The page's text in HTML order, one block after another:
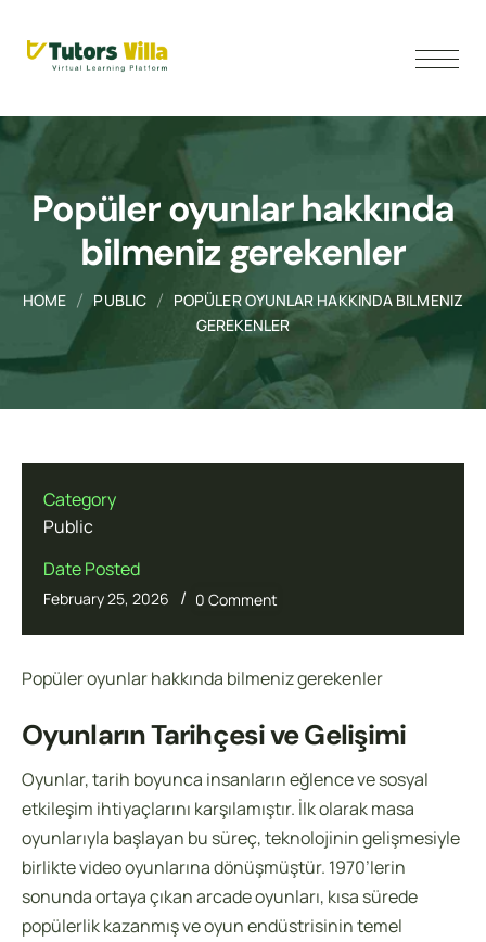
Popüler oyunlar hakkında
bilmeniz gerekenler
HOME PUBLIC
POPÜLER OYUNLAR HAKKINDA BILMENIZ
GEREKENLER
Category
Public
Date Posted
February 25, 2026 / 0 Comment
Popüler oyunlar hakkında bilmeniz gerekenler
Oyunların Tarihçesi ve Gelişimi
Oyunlar, tarih boyunca insanların eğlence ve sosyal
etkileşim ihtiyaçlarını karşılamıştır. İlk olarak masa
oyunlarıyla başlayan bu süreç, teknolojinin gelişmesiyle
birlikte video oyunlarına dönüşmüştür. 1970’lerin
sonunda ortaya çıkan arcade oyunları, kısa sürede
popülerlik kazanmış ve oyun endüstrisinin temel